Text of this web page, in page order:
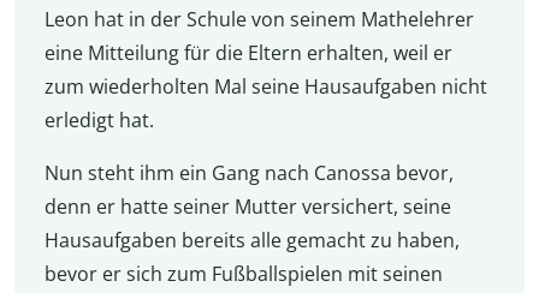
Leon hat in der Schule von seinem Mathelehrer
eine Mitteilung für die Eltern erhalten, weil er
zum wiederholten Mal seine Hausaufgaben nicht
erledigt hat.
Nun steht ihm ein Gang nach Canossa bevor,
denn er hatte seiner Mutter versichert, seine
Hausaufgaben bereits alle gemacht zu haben,
bevor er sich zum Fußballspielen mit seinen